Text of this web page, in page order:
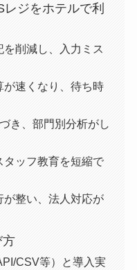
ジをホテルで利
削減し、入力ミス
が速くなり、待ち時
き、部門別分析がし
ッフ教育を短縮で
整い、法人対応が
方
CSV等）と導入実